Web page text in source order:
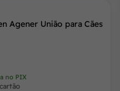
Agener União para Cães
no PIX